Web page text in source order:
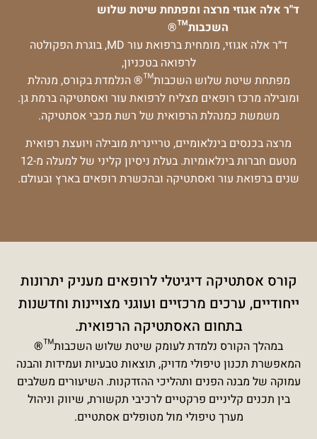
ד"ר אלה אגוזי מרצה ומפתחת שיטת שלוש
השכבות™®
ד״ר אלה אגוזי, מומחית ברפואת עור MD, בוגרת הפקולטה
לרפואה בטכניון,
מפתחת שיטת שלוש השכבות™® הנלמדת בקורס, מנהלת
ומובילה מרכז רופאים מצליח לרפואת עור ואסתטיקה ברמת גן.
משמשת כמנהלת הרפואית של רשת מכבי אסתטיקה.
מרצה בכנסים בינלאומיים, טריינרית מובילה ויועצת רפואית
מטעם חברות בינלאומיות. בעלת ניסיון קליני של למעלה מ-12
שנים ברפואת עור ואסתטיקה ובהכשרת רופאים בארץ ובעולם.
קורס אסתטיקה דיגיטלי לרופאים מעניק יתרונות
ייחודיים, ערכים מרכזיים ועוגני מצויינות וחדשנות
בתחום האסתטיקה הרפואית.
במהלך הקורס נלמדת לעומק שיטת שלוש השכבות™®
המאפשרת תכנון טיפולי מדויק, תוצאות טבעיות ועמידות והבנה
עמוקה של מבנה הפנים ותהליכי ההזדקנות. השיעורים משלבים
בין תכנים קליניים פרקטיים לרכיבי תקשורת, שיווק וניהול
מערך טיפולי מול מטופלים אסתטיים.